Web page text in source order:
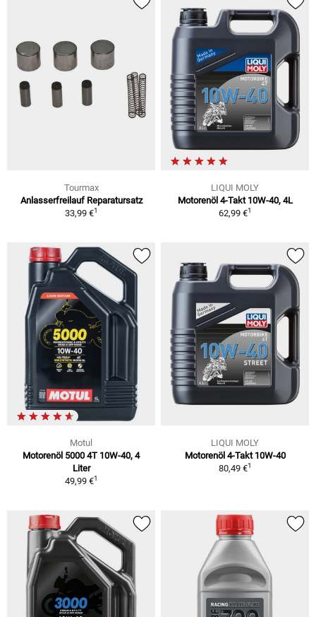
Tourmax
Anlasserfreilauf Reparatursatz
33,99 €1
LIQUI MOLY
Motorenöl 4-Takt 10W-40, 4L
62,99 €1
Motul
Motorenöl 5000 4T 10W-40, 4
Liter
49,99 €1
LIQUI MOLY
Motorenöl 4-Takt 10W-40
80,49 €1